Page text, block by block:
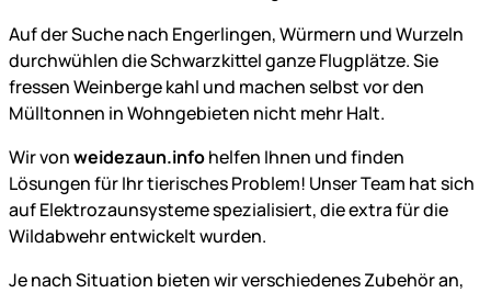
Auf der Suche nach Engerlingen, Würmern und Wurzeln
durchwühlen die Schwarzkittel ganze Flugplätze. Sie
fressen Weinberge kahl und machen selbst vor den
Mülltonnen in Wohngebieten nicht mehr Halt.
Wir vonweidezaun.infohelfen Ihnen und finden
Lösungen für Ihr tierisches Problem! Unser Team hat sich
auf Elektrozaunsysteme spezialisiert, die extra für die
Wildabwehr entwickelt wurden.
Je nach Situation bieten wir verschiedenes Zubehör an,